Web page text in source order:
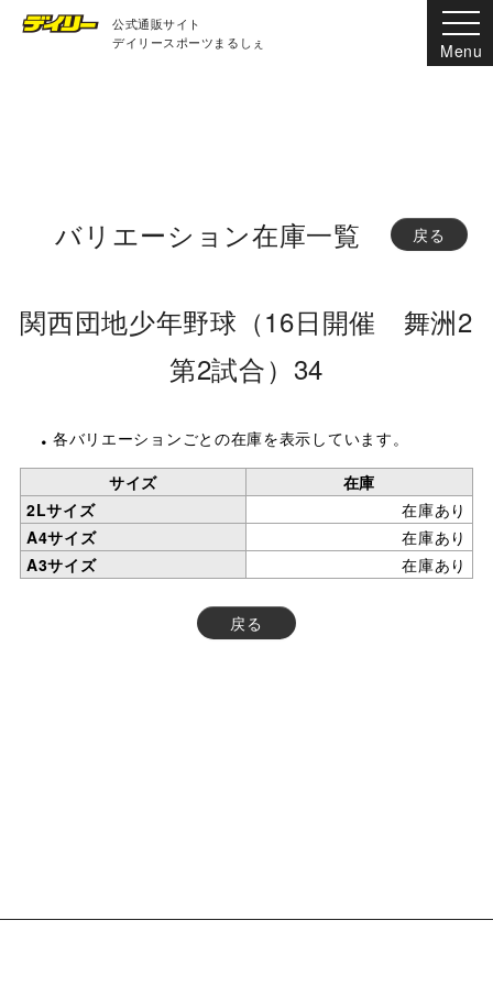
公式通販サイト
デイリースポーツまるしぇ
バリエーション在庫一覧 戻る
関西団地少年野球（16日開催 舞洲2
第2試合）34
各バリエーションごとの在庫を表示しています。
サイズ
在庫
2Lサイズ
在庫あり
A4サイズ
在庫あり
A3サイズ
在庫あり
戻る